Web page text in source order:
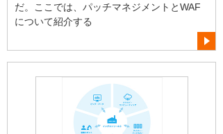
だ。ここでは、パッチマネジメントとWAF
について紹介する